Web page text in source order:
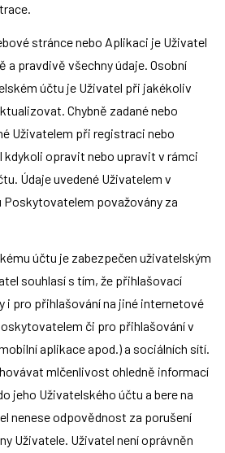
stránce nebo Aplikaci je Uživatel
a pravdivě všechny údaje. Osobní
účtu je Uživatel při jakékoliv
Chybně zadané nebo
Uživatelem při registraci nebo
kdykoli opravit nebo upravit v rámci
Údaje uvedené Uživatelem v
považovány za
účtu je zabezpečen uživatelským
souhlasí s tím, že přihlašovací
i pro přihlašování na jiné internetové
či pro přihlašování v
aplikace apod.) a sociálních sítí.
mlčenlivost ohledně informací
jeho Uživatelského účtu a bere na
nenese odpovědnost za porušení
Uživatele. Uživatel není oprávněn